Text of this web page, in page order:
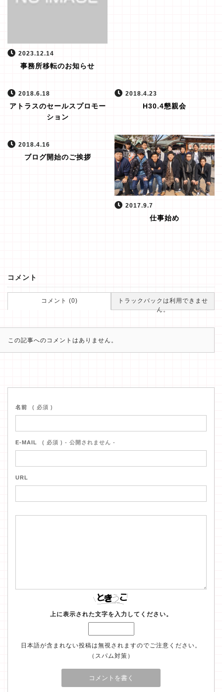
2023.12.14
事務所移転のお知らせ
2018.6.18
アトラスのセールスプロモー
ション
2018.4.23
H30.4懇親会
2018.4.16
ブログ開始のご挨拶
2017.9.7
仕事始め
コメント
コメント (0)
トラックバックは利用できませ
ん。
この記事へのコメントはありません。
名前 ( 必須 )
E-MAIL ( 必須 ) - 公開されません -
URL
上に表示された文字を入力してください。
日本語が含まれない投稿は無視されますのでご注意ください。
（スパム対策）